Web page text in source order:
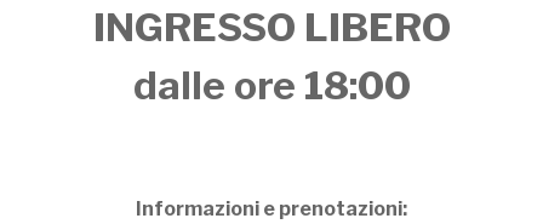
INGRESSO LIBERO
dalle ore 18:00
Informazioni e prenotazioni: